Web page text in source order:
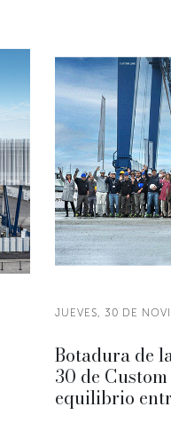
JUEVES, 30 DE
Botadura de
30 de
equilibrio